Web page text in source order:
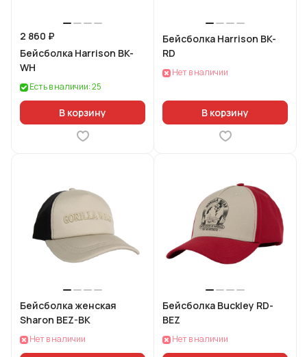
2 860 ₽
Бейсболка Harrison BK-
WH
Есть в наличии: 25
В корзину
Бейсболка Harrison BK-
RD
Нет в наличии
В корзину
Бейсболка женская
Sharon BEZ-BK
Нет в наличии
Бейсболка Buckley RD-
BEZ
Нет в наличии